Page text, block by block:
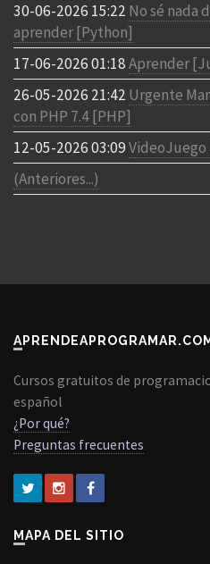
30-06-2026 15:22 No sé nada
aprender [Python]
17-06-2026 01:18Aprender
26-05-2026 21:42 Urgente
con PHP 7.4 [PHP]
12-05-2026 03:09VideoJuego
(Anteriores...)
APRENDEAPROGRAMAR.COM
Cursos gratuitos de
español
¿Por qué?
Preguntas frecuentes
MAPA DEL SITIO